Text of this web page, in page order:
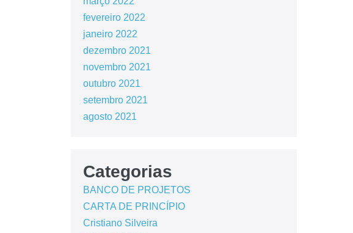
fevereiro 2022
janeiro 2022
dezembro 2021
novembro 2021
outubro 2021
setembro 2021
agosto 2021
Categorias
BANCO DE PROJETOS
CARTA DE PRINCÍPIO
Cristiano Silveira